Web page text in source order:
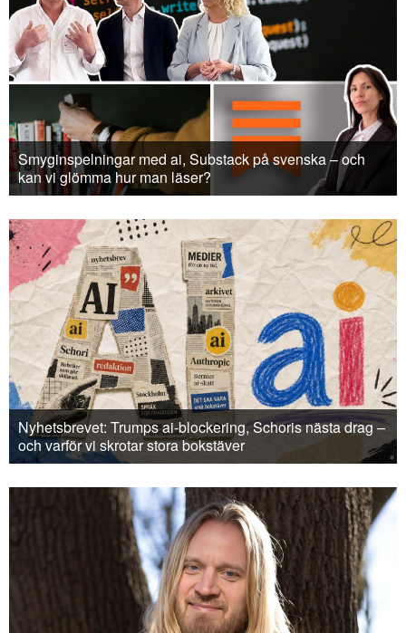
Smyginspelningar med ai, Substack på svenska – och
kan vi glömma hur man läser?
Nyhetsbrevet: Trumps ai-blockering, Schoris nästa drag –
och varför vi skrotar stora bokstäver